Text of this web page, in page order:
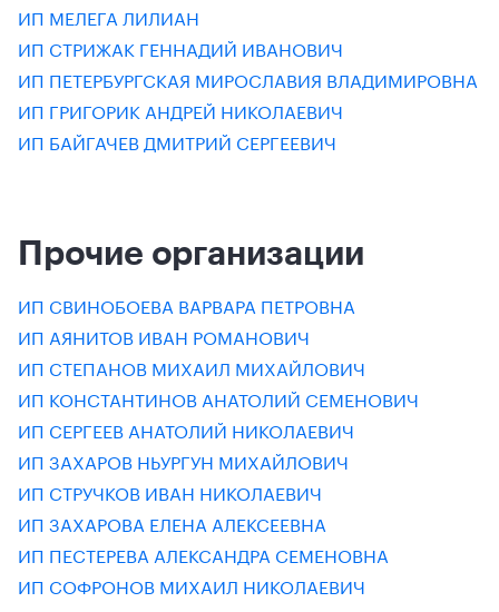
ИП МЕЛЕГА ЛИЛИАН
ИП СТРИЖАК ГЕННАДИЙ ИВАНОВИЧ
ИП ПЕТЕРБУРГСКАЯ МИРОСЛАВИЯ ВЛАДИМИРОВНА
ИП ГРИГОРИК АНДРЕЙ НИКОЛАЕВИЧ
ИП БАЙГАЧЕВ ДМИТРИЙ СЕРГЕЕВИЧ
Прочие организации
ИП СВИНОБОЕВА ВАРВАРА ПЕТРОВНА
ИП АЯНИТОВ ИВАН РОМАНОВИЧ
ИП СТЕПАНОВ МИХАИЛ МИХАЙЛОВИЧ
ИП КОНСТАНТИНОВ АНАТОЛИЙ СЕМЕНОВИЧ
ИП СЕРГЕЕВ АНАТОЛИЙ НИКОЛАЕВИЧ
ИП ЗАХАРОВ НЬУРГУН МИХАЙЛОВИЧ
ИП СТРУЧКОВ ИВАН НИКОЛАЕВИЧ
ИП ЗАХАРОВА ЕЛЕНА АЛЕКСЕЕВНА
ИП ПЕСТЕРЕВА АЛЕКСАНДРА СЕМЕНОВНА
ИП СОФРОНОВ МИХАИЛ НИКОЛАЕВИЧ